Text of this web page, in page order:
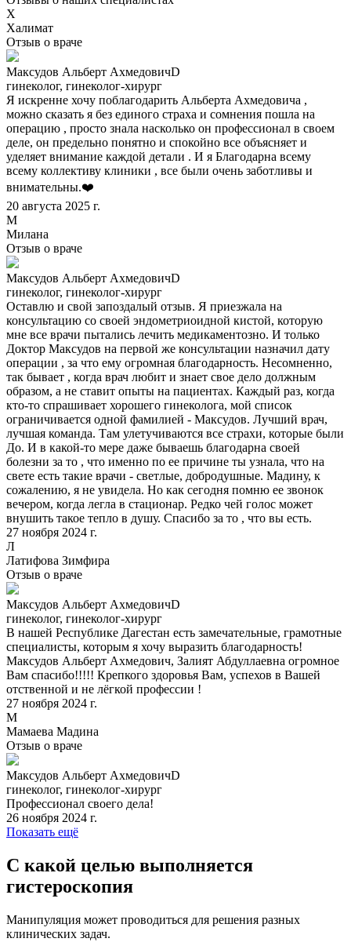
Х
Халимат
Отзыв о враче
Максудов Альберт АхмедовичD
гинеколог, гинеколог-хирург
Я искренне хочу поблагодарить Альберта Ахмедовича ,
можно сказать я без единого страха и сомнения пошла на
операцию , просто знала насколько он профессионал в своем
деле, он предельно понятно и спокойно все объясняет и
уделяет внимание каждой детали . И я Благодарна всему
всему коллективу клиники , все были очень заботливы и
внимательны.❤️
20 августа 2025 г.
М
Милана
Отзыв о враче
Максудов Альберт АхмедовичD
гинеколог, гинеколог-хирург
Оставлю и свой запоздалый отзыв. Я приезжала на
консультацию со своей эндометриоидной кистой, которую
мне все врачи пытались лечить медикаментозно. И только
Доктор Максудов на первой же консультации назначил дату
операции , за что ему огромная благодарность. Несомненно,
так бывает , когда врач любит и знает свое дело должным
образом, а не ставит опыты на пациентах. Каждый раз, когда
кто-то спрашивает хорошего гинеколога, мой список
ограничивается одной фамилией - Максудов. Лучший врач,
лучшая команда. Там улетучиваются все страхи, которые были
До. И в какой-то мере даже бываешь благодарна своей
болезни за то , что именно по ее причине ты узнала, что на
свете есть такие врачи - светлые, добродушные. Мадину, к
сожалению, я не увидела. Но как сегодня помню ее звонок
вечером, когда легла в стационар. Редко чей голос может
внушить такое тепло в душу. Спасибо за то , что вы есть.
27 ноября 2024 г.
Л
Латифова Зимфира
Отзыв о враче
Максудов Альберт АхмедовичD
гинеколог, гинеколог-хирург
В нашей Республике Дагестан есть замечательные, грамотные
специалисты, которым я хочу выразить благодарность!
Максудов Альберт Ахмедович, Залият Абдуллаевна огромное
Вам спасибо!!!!! Крепкого здоровья Вам, успехов в Вашей
отственной и не лёгкой профессии !
27 ноября 2024 г.
М
Мамаева Мадина
Отзыв о враче
Максудов Альберт АхмедовичD
гинеколог, гинеколог-хирург
Профессионал своего дела!
26 ноября 2024 г.
Показать ещё
С какой целью выполняется
гистероскопия
Манипуляция может проводиться для решения разных
клинических задач.